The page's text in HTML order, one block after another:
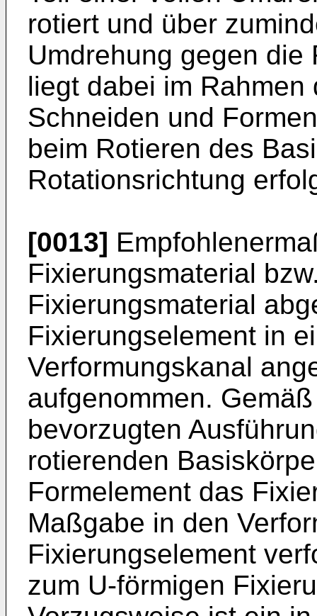
rotiert und über
Umdrehung gegen
liegt dabei im
Schneiden und
beim Rotieren des
Rotationsrichtung
[0013]
Fixierungsmaterial
Fixierungsmaterial
Fixierungselement in
Verformungskanal
aufgenommen.
bevorzugten
rotierenden
Formelement das
Maßgabe in den
Fixierungselement
zum U-förmigen